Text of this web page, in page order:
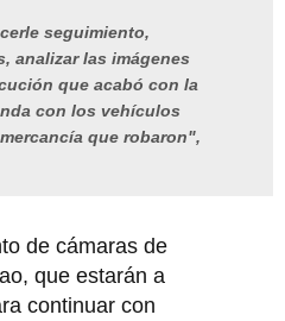
seguimiento,
analizar las imágenes
que acabó con la
con los vehículos
que robaron",
de cámaras de
que estarán a
continuar con